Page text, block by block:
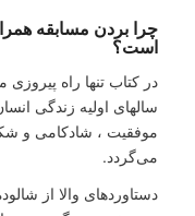
چرا بردن مسابقه
است؟
در کتاب تنها راه
سالهای اولیه زندگی
موفقیت ، شادکامی و
می‌گردد.
دستاوردهای والا از